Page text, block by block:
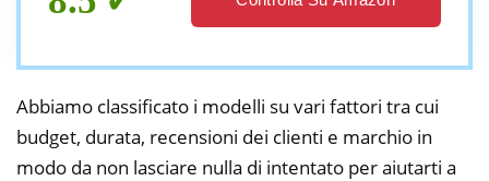
Abbiamo classificato i modelli su vari fattori tra cui
budget, durata, recensioni dei clienti e marchio in
modo da non lasciare nulla di intentato per aiutarti a